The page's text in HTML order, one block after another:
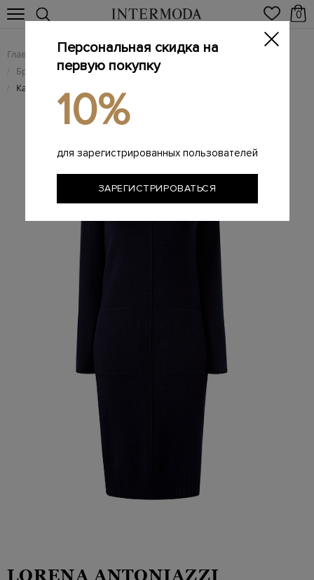
0
Главная Женщинам / Женская одежда
/ Брендовые женские платья
/ Кашемировое платье-джемпер с объемными швами
LORENA ANTONIAZZI
Персональная скидка на
первую покупку
10%
для зарегистрированных пользователей
ЗАРЕГИСТРИРОВАТЬСЯ